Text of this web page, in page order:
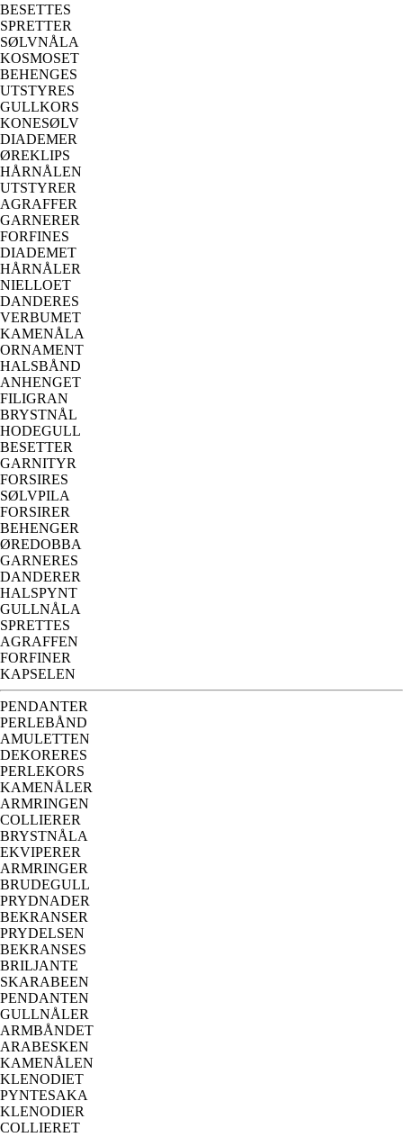
BESETTES
SPRETTER
SØLVNÅLA
KOSMOSET
BEHENGES
UTSTYRES
GULLKORS
KONESØLV
DIADEMER
ØREKLIPS
HÅRNÅLEN
UTSTYRER
AGRAFFER
GARNERER
FORFINES
DIADEMET
HÅRNÅLER
NIELLOET
DANDERES
VERBUMET
KAMENÅLA
ORNAMENT
HALSBÅND
ANHENGET
FILIGRAN
BRYSTNÅL
HODEGULL
BESETTER
GARNITYR
FORSIRES
SØLVPILA
FORSIRER
BEHENGER
ØREDOBBA
GARNERES
DANDERER
HALSPYNT
GULLNÅLA
SPRETTES
AGRAFFEN
FORFINER
KAPSELEN
PENDANTER
PERLEBÅND
AMULETTEN
DEKORERES
PERLEKORS
KAMENÅLER
ARMRINGEN
COLLIERER
BRYSTNÅLA
EKVIPERER
ARMRINGER
BRUDEGULL
PRYDNADER
BEKRANSER
PRYDELSEN
BEKRANSES
BRILJANTE
SKARABEEN
PENDANTEN
GULLNÅLER
ARMBÅNDET
ARABESKEN
KAMENÅLEN
KLENODIET
PYNTESAKA
KLENODIER
COLLIERET